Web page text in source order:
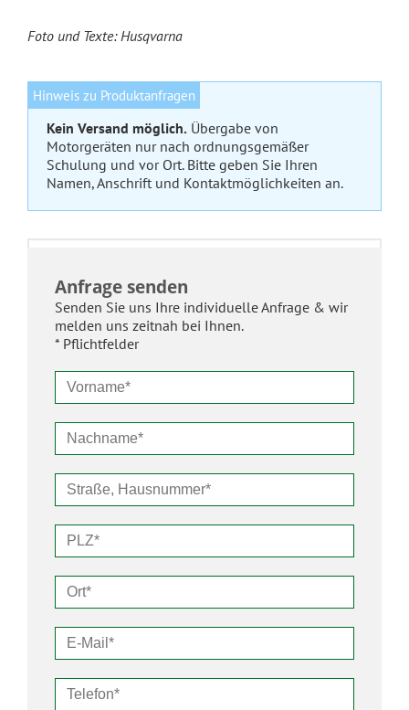
Foto und Texte: Husqvarna
Hinweis zu Produktanfragen
Kein Versand möglich. Übergabe von
Motorgeräten nur nach ordnungsgemäßer
Schulung und vor Ort. Bitte geben Sie Ihren
Namen, Anschrift und Kontaktmöglichkeiten an.
Anfrage senden
Senden Sie uns Ihre individuelle Anfrage & wir
melden uns zeitnah bei Ihnen.
* Pflichtfelder